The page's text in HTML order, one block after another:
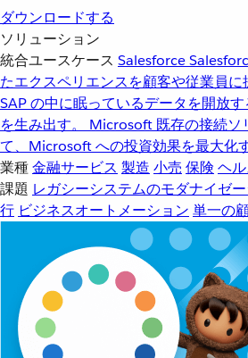
ダウンロードする
ソリューション
統合ユースケース Salesforce
たエクスペリエンスを顧客や従業員に
SAP の中に眠っているデータを開放
を生み出す。
Microsoft 既存の接続ソ
て、Microsoft への投資効果を最大化す
業種金融サービス 製造 小売 保険 ヘ
課題 レガシーシステムのモダナイゼ
行 ビジネスオートメーション 単一の